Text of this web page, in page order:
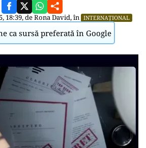
18:39, deRona David, în INTERNAȚIONAL
ca sursă preferată în Google